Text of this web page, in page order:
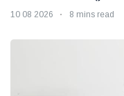
10 08 2026 8 mins read